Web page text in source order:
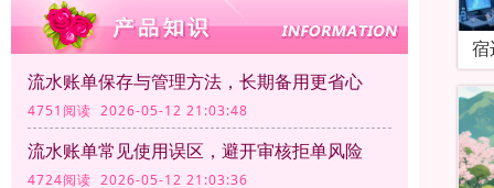
流水账单保存与管理方法，长期备用更省心
4751阅读 2026-05-12 21:03:48
流水账单常见使用误区，避开审核拒单风险
4724阅读 2026-05-12 21:03:36
宿